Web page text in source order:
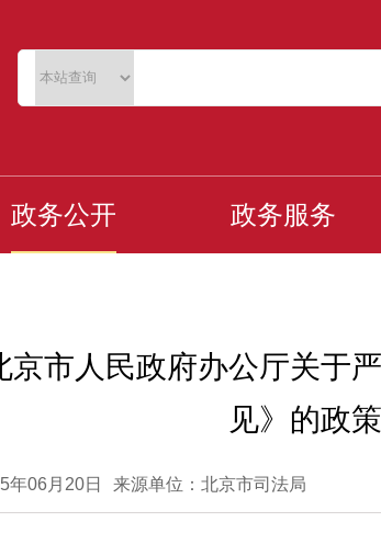
政务公开 政务服务
京市人民政府办公厅关于
见》的政
年06月20日 来源单位：北京市司法局